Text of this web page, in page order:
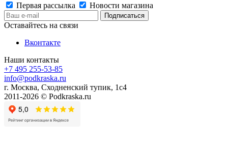
Первая рассылка
Новости магазина
Оставайтесь на связи
Вконтакте
Наши контакты
+7 495 255-53-85
info@podkraska.ru
г. Москва, Сходненский тупик, 1с4
2011-2026 © Podkraska.ru